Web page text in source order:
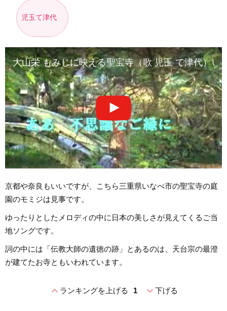
児玉て津代
大山栄 もみじに映える聖宝寺（歌 児玉 て津代）い
京都や奈良もいいですが、こちら三重県いなべ市の聖宝寺の庭
園のモミジは見事です。
ゆったりとしたメロディの中に日本の美しさが見えてくるご当
地ソングです。
詞の中には「伝教大師の遺徳の跡」とあるのは、天台宗の最澄
が建てたお寺ともいわれています。
expand_lessランキングを上げる 1 expand_more下げる